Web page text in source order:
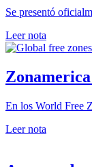
Se presentó
Leer nota
En los World Free
Leer nota